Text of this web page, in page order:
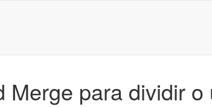
Merge para dividir